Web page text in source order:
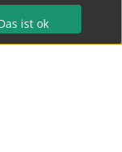
ist ok